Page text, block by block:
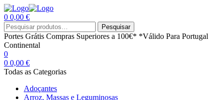
0 0,00 €
Menu
Procurar
por:
Pesquisar
Portes Grátis Compras Superiores a 100€* *Válido Para Portugal
Continental
0
0 0,00 €
Todas as Categorias
Adoçantes
Arroz, Massas e Leguminosas